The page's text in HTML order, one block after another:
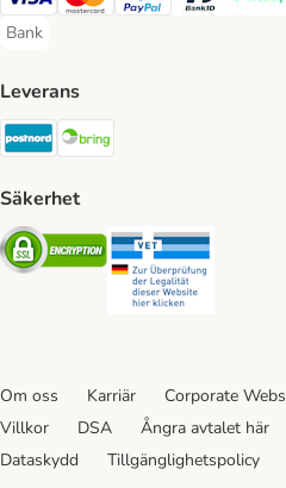
Visa Payment Method
Mastercard Payment Method
PayPal Payment
BankID
Bank
Bank Payment Method
Leverans
Postnord Shipping Method
Säkerhet
Security
Om oss Karriär Corporate
Villkor
DSA Ångra avtalet här
Dataskydd
Tillgänglighetspolicy